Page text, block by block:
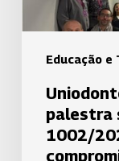
Educação e
1002/2025
e
reforça
compromisso
compalestra
1002/